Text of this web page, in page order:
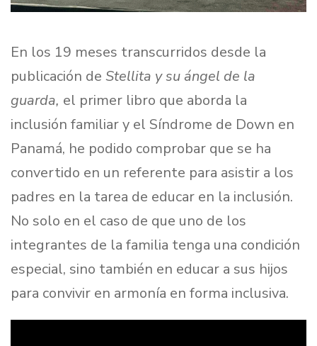
En los 19 meses transcurridos desde la
publicación de Stellita y su ángel de la
guarda, el primer libro que aborda la
inclusión familiar y el Síndrome de Down en
Panamá, he podido comprobar que se ha
convertido en un referente para asistir a los
padres en la tarea de educar en la inclusión.
No solo en el caso de que uno de los
integrantes de la familia tenga una condición
especial, sino también en educar a sus hijos
para convivir en armonía en forma inclusiva.